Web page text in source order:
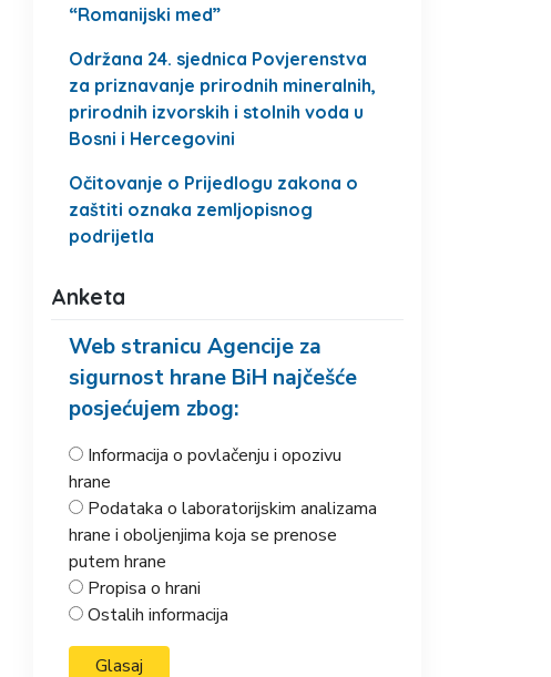
“Romanijski med”
Održana 24. sjednica Povjerenstva
za priznavanje prirodnih mineralnih,
prirodnih izvorskih i stolnih voda u
Bosni i Hercegovini
Očitovanje o Prijedlogu zakona o
zaštiti oznaka zemljopisnog
podrijetla
Anketa
Web stranicu Agencije za
sigurnost hrane BiH najčešće
posjećujem zbog:
Informacija o povlačenju i opozivu
hrane
Podataka o laboratorijskim analizama
hrane i oboljenjima koja se prenose
putem hrane
Propisa o hrani
Ostalih informacija